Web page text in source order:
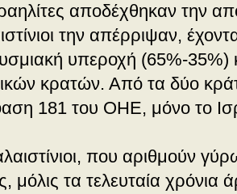
αποδέχθηκαν την
την απέρριψαν,
υπεροχή (65%-35%)
κρατών. Από τα δύο
181 του ΟΗΕ, μόνο το
που αριθμούν
μόλις τα τελευταία χρόνια